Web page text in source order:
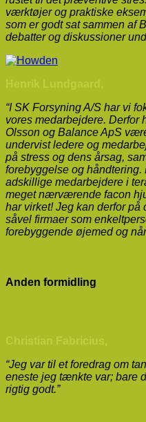
værktøjer og praktiske
som er godt sat sammen af
debatter og diskussioner
“I SK Forsyning A/S har vi
vores medarbejdere. Derfor
Olsson og Balance ApS
undervist ledere og
på stress og dens årsag,
forebyggelse og håndtering.
adskillige medarbejdere i
meget nærværende facon
har virket! Jeg kan derfor på
såvel firmaer som
forebyggende øjemed og
Anden formidling
“Jeg var til et foredrag om
eneste jeg tænkte var; bare
rigtig godt.”